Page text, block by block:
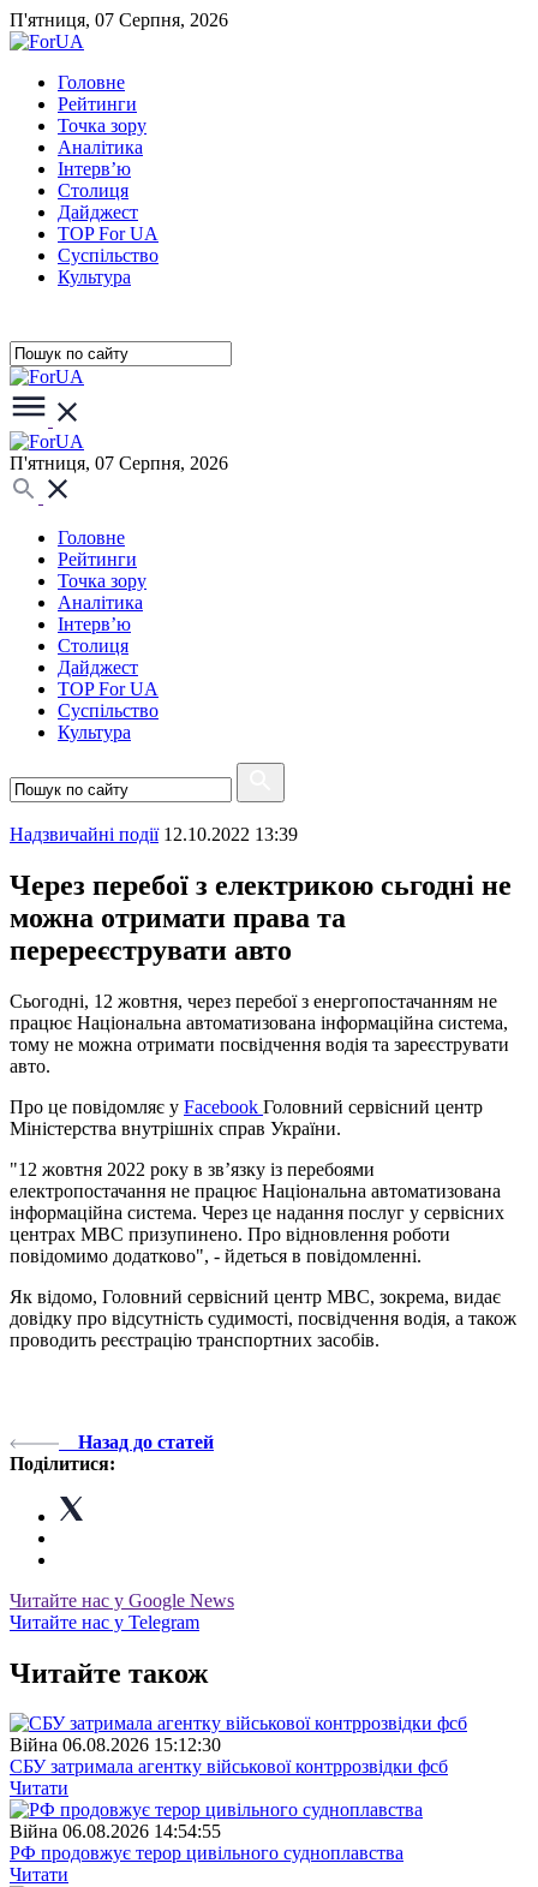
П'ятниця, 07 Серпня, 2026
Головне
Рейтинги
Точка зору
Аналітика
Інтерв’ю
Столиця
Дайджест
TOP For UA
Суспiльство
Культура
П'ятниця, 07 Серпня, 2026
Головне
Рейтинги
Точка зору
Аналітика
Інтерв’ю
Столиця
Дайджест
TOP For UA
Суспiльство
Культура
Надзвичайні події 12.10.2022 13:39
Через перебої з електрикою сьгодні не
можна отримати права та
перереєструвати авто
Сьогодні, 12 жовтня, через перебої з енергопостачанням не
працює Національна автоматизована інформаційна система,
тому не можна отримати посвідчення водія та зареєструвати
авто.
Про це повідомляє у Facebook Головний сервісний центр
Міністерства внутрішніх справ України.
"12 жовтня 2022 року в зв’язку із перебоями
електропостачання не працює Національна автоматизована
інформаційна система. Через це надання послуг у сервісних
центрах МВС призупинено. Про відновлення роботи
повідомимо додатково", - йдеться в повідомленні.
Як відомо, Головний сервісний центр МВС, зокрема, видає
довідку про відсутність судимості, посвідчення водія, а також
проводить реєстрацію транспортних засобів.
Назад до статей
Поділитися:
Читайте нас у Google News
Читайте нас у Telegram
Читайте також
Війна 06.08.2026 15:12:30
СБУ затримала агентку військової контррозвідки фсб
Читати
Війна 06.08.2026 14:54:55
РФ продовжує терор цивільного судноплавства
Читати